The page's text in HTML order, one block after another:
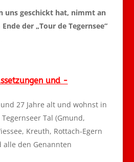
uns geschickt hat, nimmt an
der „Tour de Tegernsee“
und -
27 Jahre alt und wohnst in
Tal (Gmund,
Kreuth, Rottach-Egern
alle den Genannten